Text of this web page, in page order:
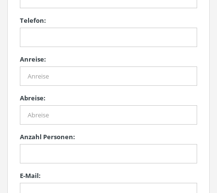
Telefon:
Anreise:
Abreise:
Anzahl Personen:
E-Mail: